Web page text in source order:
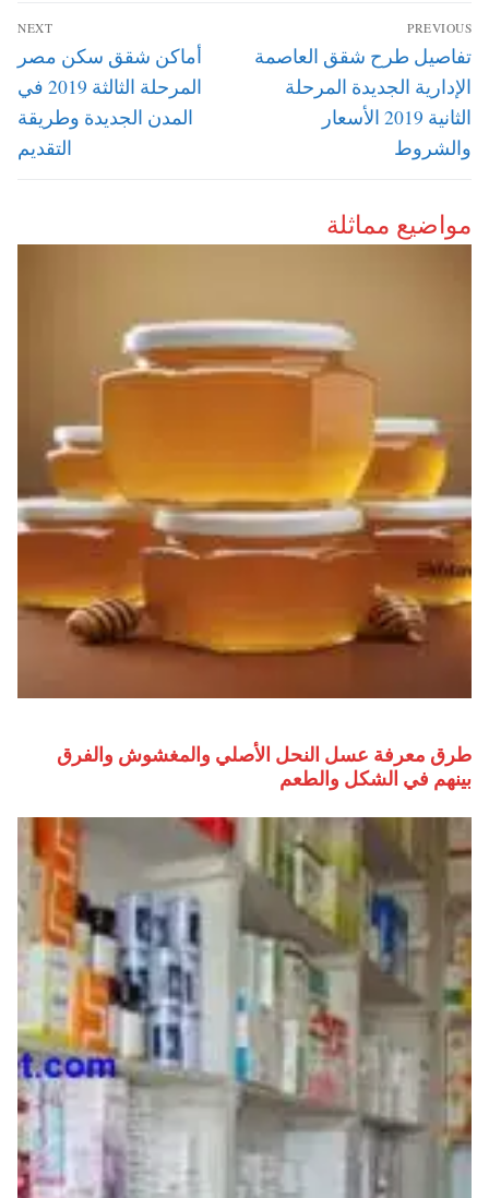
تصفّح
المقالات
PREVIOUS
Previous
post:
تفاصيل طرح شقق العاصمة
الإدارية الجديدة المرحلة
الثانية 2019 الأسعار
والشروط
NEXT
Next
post:
أماكن شقق سكن مصر
المرحلة الثالثة 2019 في
المدن الجديدة وطريقة
التقديم
مواضيع مماثلة
طرق معرفة عسل النحل الأصلي والمغشوش والفرق
بينهم في الشكل والطعم